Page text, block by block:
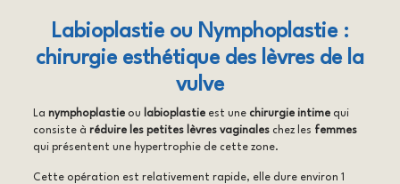
Labioplastie ou Nymphoplastie :
chirurgie esthétique des lèvres de la
vulve
La nymphoplastieou labioplastieest une chirurgie intimequi
consiste à réduire les petites lèvres vaginaleschez les femmes
qui présentent une hypertrophie de cette zone.
Cette opération est relativement rapide, elle dure environ 1